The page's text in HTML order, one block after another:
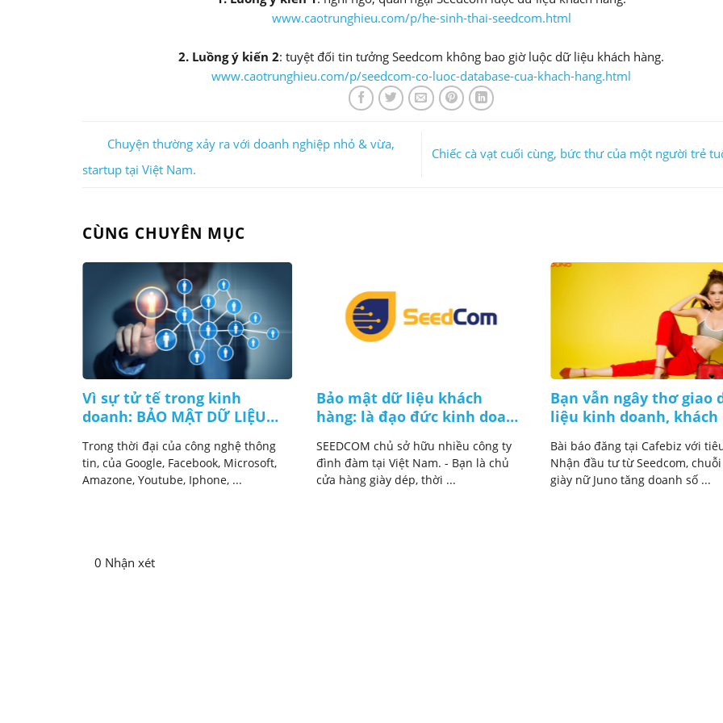
www.caotrunghieu.com/p/he-sinh-thai-seedcom.html
2. Luồng ý kiến 2: tuyệt đối tin tưởng Seedcom không bao giờ luộc dữ liệu khách hàng.
www.caotrunghieu.com/p/seedcom-co-luoc-database-cua-khach-hang.html
Chuyện thường xảy ra với doanh nghiệp nhỏ & vừa,
startup tại Việt Nam.
Chiếc cà vạt cuối cùng, bức thư của một người trẻ
CÙNG CHUYÊN MỤC
Vì sự tử tế trong kinh
doanh: BẢO MẬT DỮ LIỆU
đạo đức kinh doanh
Trong thời đại của công nghệ thông
tin, của Google, Facebook, Microsoft,
Amazone, Youtube, Iphone, ...
Bảo mật dữ liệu khách
hàng: là đạo đức kinh doanh
SEEDCOM chủ sở hữu nhiều công ty
đình đàm tại Việt Nam. - Bạn là chủ
cửa hàng giày dép, thời ...
Bạn vẫn ngây thơ giao
liệu kinh doanh, khách
sản vì ngây thơ hay chủ
quan?
Bài báo đăng tại Cafebiz với
Nhận đầu tư từ Seedcom,
giày nữ Juno tăng doanh số ...
0 Nhận xét